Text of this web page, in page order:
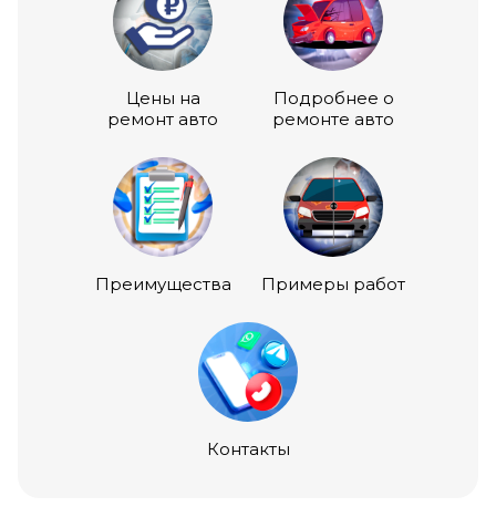
Цены на
ремонт авто
Подробнее о
ремонте авто
Преимущества Примеры работ
Контакты